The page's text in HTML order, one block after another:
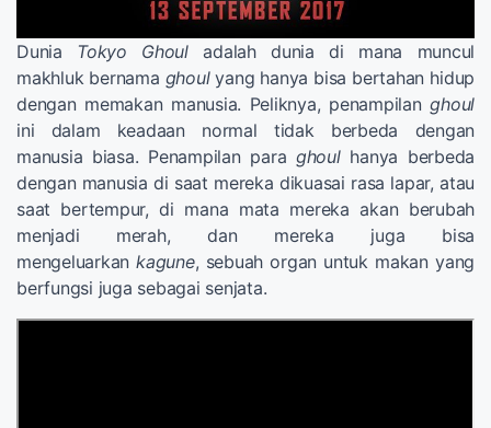
Dunia Tokyo Ghouladalah dunia di mana muncul
makhluk bernama ghoulyang hanya bisa bertahan hidup
dengan memakan manusia. Peliknya, penampilanghoul
ini dalam keadaan normal tidak berbeda dengan
manusia biasa. Penampilan para ghoulhanya berbeda
dengan manusia di saat mereka dikuasai rasa lapar, atau
saat bertempur, di mana mata mereka akan berubah
menjadi merah, dan mereka juga bisa
mengeluarkan kagune, sebuah organ untuk makan yang
berfungsi juga sebagai senjata.